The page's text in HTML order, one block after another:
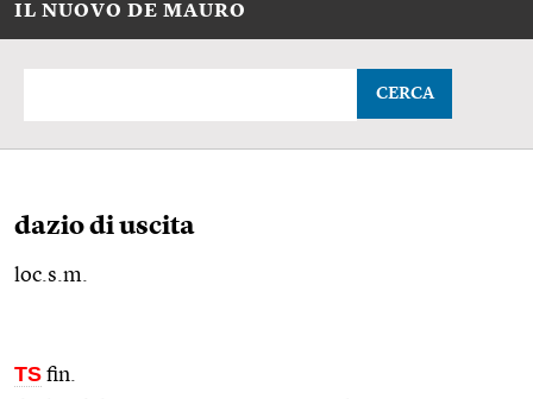
IL NUOVO DE MAURO
CERCA
dazio di uscita
loc.s.m.
TS fin.